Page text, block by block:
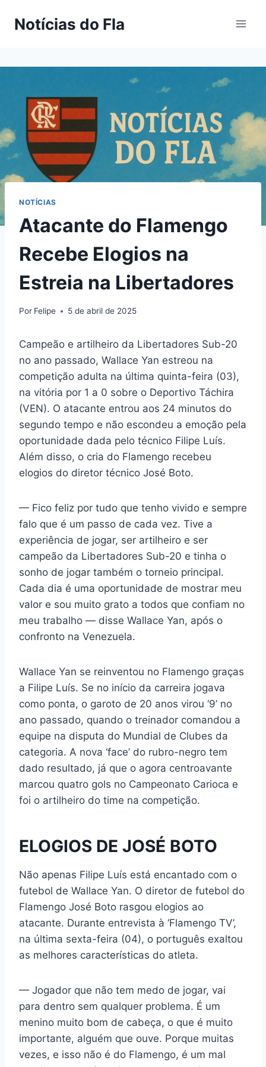
paraNotícias do Fla
NOTÍCIAS
Atacante do Flamengo
Recebe Elogios na
Estreia na Libertadores
Por Felipe 5 de abril de 2025
Campeão e artilheiro da Libertadores Sub-20
no ano passado, Wallace Yan estreou na
competição adulta na última quinta-feira (03),
na vitória por 1 a 0 sobre o Deportivo Táchira
(VEN). O atacante entrou aos 24 minutos do
segundo tempo e não escondeu a emoção pela
oportunidade dada pelo técnico Filipe Luís.
Além disso, o cria do Flamengo recebeu
elogios do diretor técnico José Boto.
— Fico feliz por tudo que tenho vivido e sempre
falo que é um passo de cada vez. Tive a
experiência de jogar, ser artilheiro e ser
campeão da Libertadores Sub-20 e tinha o
sonho de jogar também o torneio principal.
Cada dia é uma oportunidade de mostrar meu
valor e sou muito grato a todos que confiam no
meu trabalho — disse Wallace Yan, após o
confronto na Venezuela.
Wallace Yan se reinventou no Flamengo graças
a Filipe Luís. Se no início da carreira jogava
como ponta, o garoto de 20 anos virou ‘9’ no
ano passado, quando o treinador comandou a
equipe na disputa do Mundial de Clubes da
categoria. A nova ‘face’ do rubro-negro tem
dado resultado, já que o agora centroavante
marcou quatro gols no Campeonato Carioca e
foi o artilheiro do time na competição.
ELOGIOS DE JOSÉ BOTO
Não apenas Filipe Luís está encantado com o
futebol de Wallace Yan. O diretor de futebol do
Flamengo José Boto rasgou elogios ao
atacante. Durante entrevista à ‘Flamengo TV’,
na última sexta-feira (04), o português exaltou
as melhores características do atleta.
— Jogador que não tem medo de jogar, vai
para dentro sem qualquer problema. É um
menino muito bom de cabeça, o que é muito
importante, alguém que ouve. Porque muitas
vezes, e isso não é do Flamengo, é um mal